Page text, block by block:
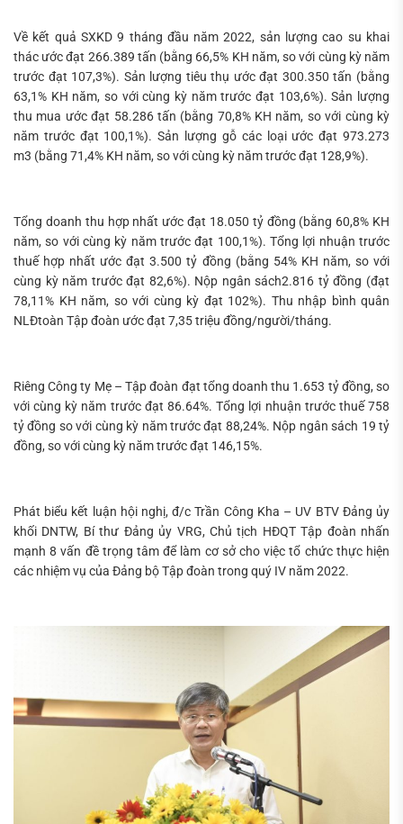
Về kết quả SXKD 9 tháng đầu năm 2022, sản lượng cao su khai
thác ước đạt 266.389 tấn (bằng 66,5% KH năm, so với cùng kỳ năm
trước đạt 107,3%). Sản lượng tiêu thụ ước đạt 300.350 tấn (bằng
63,1% KH năm, so với cùng kỳ năm trước đạt 103,6%). Sản lượng
thu mua ước đạt 58.286 tấn (bằng 70,8% KH năm, so với cùng kỳ
năm trước đạt 100,1%). Sản lượng gỗ các loại ước đạt 973.273
m3 (bằng 71,4% KH năm, so với cùng kỳ năm trước đạt 128,9%).
Tổng doanh thu hợp nhất ước đạt 18.050 tỷ đồng (bằng 60,8% KH
năm, so với cùng kỳ năm trước đạt 100,1%). Tổng lợi nhuận trước
thuế hợp nhất ước đạt 3.500 tỷ đồng (bằng 54% KH năm, so với
cùng kỳ năm trước đạt 82,6%). Nộp ngân sách2.816 tỷ đồng (đạt
78,11% KH năm, so với cùng kỳ đạt 102%). Thu nhập bình quân
NLĐtoàn Tập đoàn ước đạt 7,35 triệu đồng/người/tháng.
Riêng Công ty Mẹ – Tập đoàn đạt tổng doanh thu 1.653 tỷ đồng, so
với cùng kỳ năm trước đạt 86.64%. Tổng lợi nhuận trước thuế 758
tỷ đồng so với cùng kỳ năm trước đạt 88,24%. Nộp ngân sách 19 tỷ
đồng, so với cùng kỳ năm trước đạt 146,15%.
Phát biểu kết luận hội nghị, đ/c Trần Công Kha – UV BTV Đảng ủy
khối DNTW, Bí thư Đảng ủy VRG, Chủ tịch HĐQT Tập đoàn nhấn
mạnh 8 vấn đề trọng tâm để làm cơ sở cho việc tổ chức thực hiện
các nhiệm vụ của Đảng bộ Tập đoàn trong quý IV năm 2022.